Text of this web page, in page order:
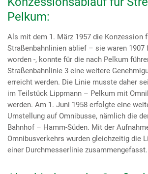
Pelkum:
Als mit dem 1. März 1957 die Konzession
Straßenbahnlinien ablief – sie waren 1907
worden -, konnte für die nach Pelkum
Straßenbahnlinie 3 eine weitere
erreicht werden. Die Linie musste daher
im Teilstück Lippmann – Pelkum mit
werden. Am 1. Juni 1958 erfolgte eine
Umstellung auf Omnibusse, nämlich die
Bahnhof – Hamm-Süden. Mit der
Omnibusverkehrs wurden gleichzeitig die
einer Durchmesserlinie zusammengefasst.